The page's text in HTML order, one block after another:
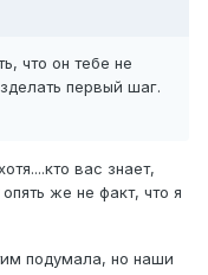
что он тебе не
первый шаг.
вас знает,
опять же не факт, что я
подумала, но наши